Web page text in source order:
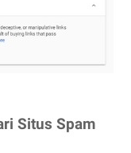
Situs Spam